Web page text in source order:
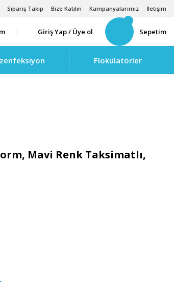
Sipariş Takip Bize Katılın Kampanyalarımız İletişim
Giriş Yap / Üye ol Sepetim
Flokülatörler
Mavi Renk Taksimatlı,